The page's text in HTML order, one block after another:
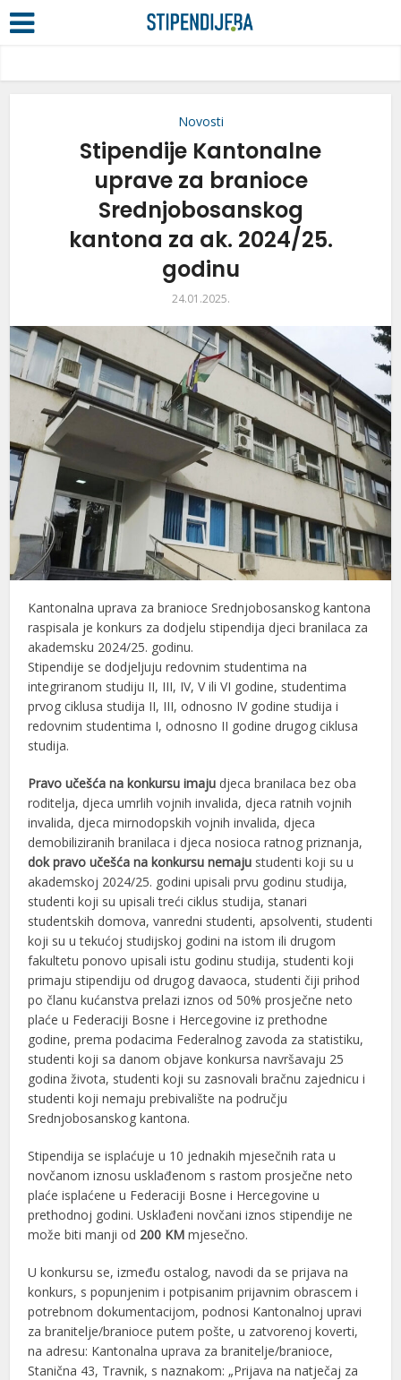
Novosti
Stipendije Kantonalne
uprave za branioce
Srednjobosanskog
kantona za ak. 2024/25.
godinu
24.01.2025.
Kantonalna uprava za branioce Srednjobosanskog kantona
raspisala je konkurs za dodjelu stipendija djeci branilaca za
akademsku 2024/25. godinu.
Stipendije se dodjeljuju redovnim studentima na
integriranom studiju II, III, IV, V ili VI godine, studentima
prvog ciklusa studija II, III, odnosno IV godine studija i
redovnim studentima I, odnosno II godine drugog ciklusa
studija.
Pravo učešća na konkursu imaju djeca branilaca bez oba
roditelja, djeca umrlih vojnih invalida, djeca ratnih vojnih
invalida, djeca mirnodopskih vojnih invalida, djeca
demobiliziranih branilaca i djeca nosioca ratnog priznanja,
dok pravo učešća na konkursu nemaju studenti koji su u
akademskoj 2024/25. godini upisali prvu godinu studija,
studenti koji su upisali treći ciklus studija, stanari
studentskih domova, vanredni studenti, apsolventi, studenti
koji su u tekućoj studijskoj godini na istom ili drugom
fakultetu ponovo upisali istu godinu studija, studenti koji
primaju stipendiju od drugog davaoca, studenti čiji prihod
po članu kućanstva prelazi iznos od 50% prosječne neto
plaće u Federaciji Bosne i Hercegovine iz prethodne
godine, prema podacima Federalnog zavoda za statistiku,
studenti koji sa danom objave konkursa navršavaju 25
godina života, studenti koji su zasnovali bračnu zajednicu i
studenti koji nemaju prebivalište na području
Srednjobosanskog kantona.
Stipendija se isplaćuje u 10 jednakih mjesečnih rata u
novčanom iznosu usklađenom s rastom prosječne neto
plaće isplaćene u Federaciji Bosne i Hercegovine u
prethodnoj godini. Usklađeni novčani iznos stipendije ne
može biti manji od 200 KM mjesečno.
U konkursu se, između ostalog, navodi da se prijava na
konkurs, s popunjenim i potpisanim prijavnim obrascem i
potrebnom dokumentacijom, podnosi Kantonalnoj upravi
za branitelje/branioce putem pošte, u zatvorenoj koverti,
na adresu: Kantonalna uprava za branitelje/branioce,
Stanična 43, Travnik, s naznakom: „Prijava na natječaj za